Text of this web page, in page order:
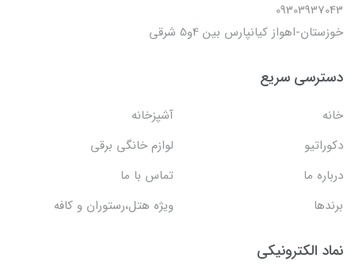
09303937043
خوزستان-اهواز کیانپارس بین 4و5 شرقی
دسترسی سریع
خانه
آشپزخانه
دکوراتیو
لوازم خانگی برقی
درباره ما
تماس با ما
برندها
ویژه هتل،رستوران و کافه
نماد الکترونیکی